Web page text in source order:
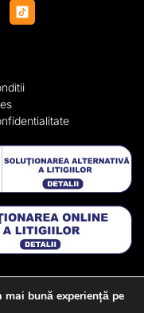
Cluj
bună experiență pe